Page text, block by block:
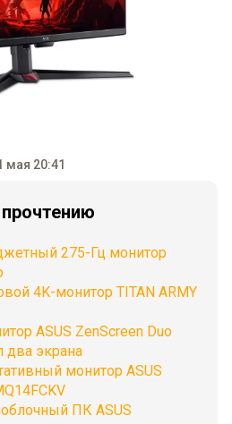
мая 20:41
275-Гц монитор
4K-монитор TITAN ARMY
ASUS ZenScreen Duo
два экрана
монитор ASUS
ПК ASUS